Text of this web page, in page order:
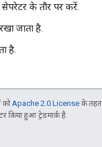
के तौर पर करें.
जाता है.
है.
को Apache 2.0 License के तहत
हुआ ट्रेडमार्क है.